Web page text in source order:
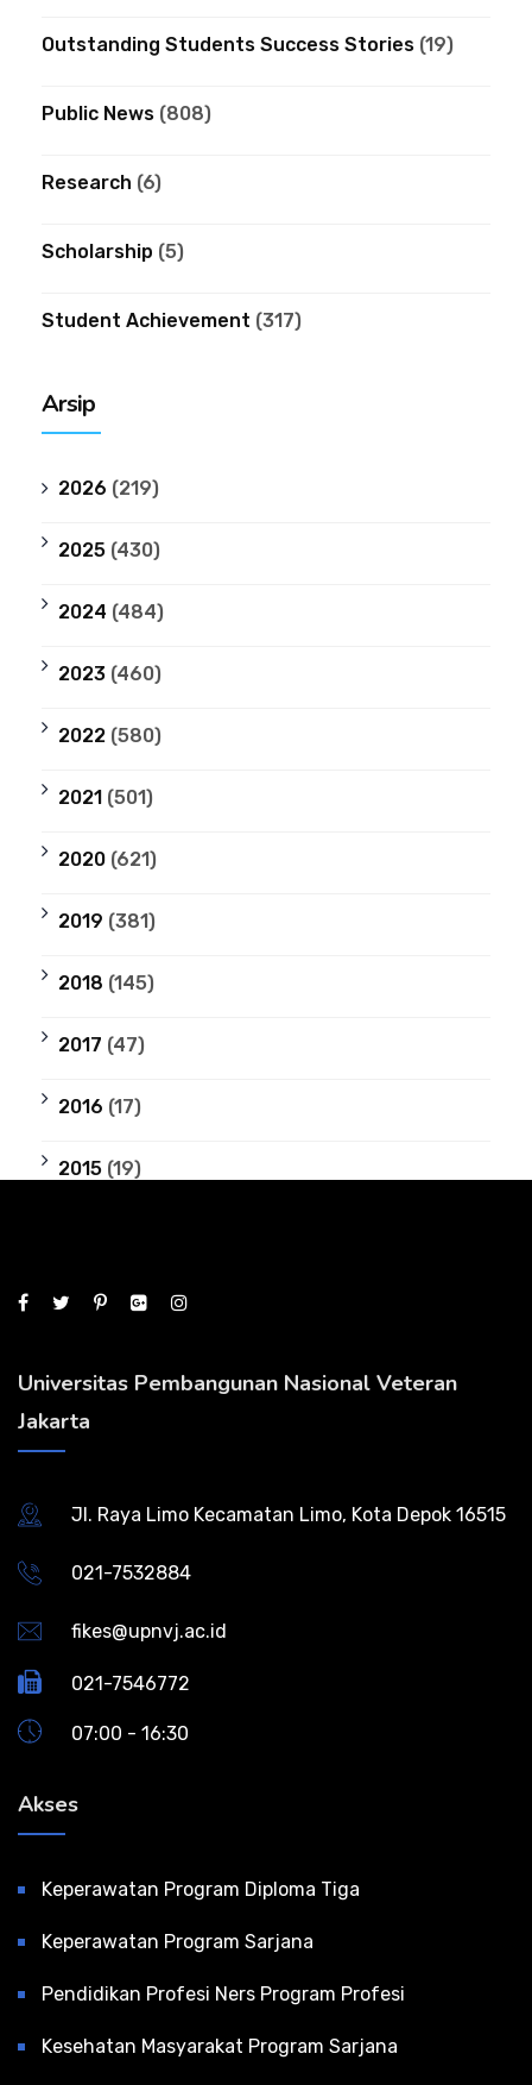
Outstanding Students Success Stories (19)
Public News (808)
Research (6)
Scholarship (5)
Student Achievement (317)
Arsip
2026 (219)
2025 (430)
2024 (484)
2023 (460)
2022 (580)
2021 (501)
2020 (621)
2019 (381)
2018 (145)
2017 (47)
2016 (17)
2015 (19)
Universitas Pembangunan Nasional Veteran
Jakarta
Jl. Raya Limo Kecamatan Limo, Kota Depok 16515
021-7532884
fikes@upnvj.ac.id
021-7546772
07:00 - 16:30
Akses
Keperawatan Program Diploma Tiga
Keperawatan Program Sarjana
Pendidikan Profesi Ners Program Profesi
Kesehatan Masyarakat Program Sarjana